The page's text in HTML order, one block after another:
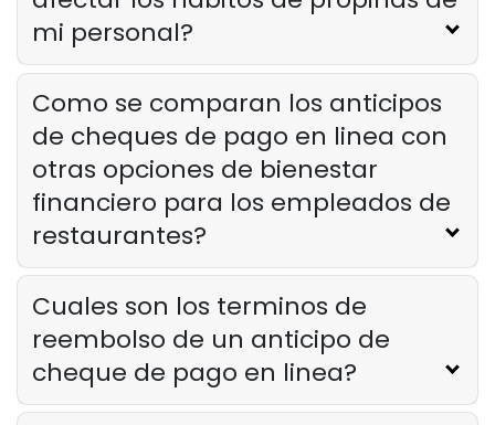
mi personal?
Como se comparan los anticipos
de cheques de pago en linea con
otras opciones de bienestar
financiero para los empleados de
restaurantes?
Cuales son los terminos de
reembolso de un anticipo de
cheque de pago en linea?